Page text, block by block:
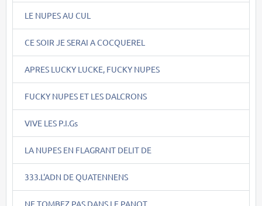
LE NUPES AU CUL
CE SOIR JE SERAI A COCQUEREL
APRES LUCKY LUCKE, FUCKY NUPES
FUCKY NUPES ET LES DALCRONS
VIVE LES P.I.Gs
LA NUPES EN FLAGRANT DELIT DE
333.L'ADN DE QUATENNENS
NE TOMBEZ PAS DANS LE PANOT